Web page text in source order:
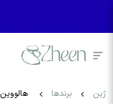
ژین برندها هالووین